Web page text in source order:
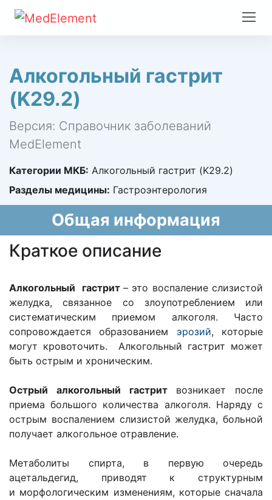
Алкогольный гастрит
(K29.2)
Версия: Справочник заболеваний
MedElement
Категории МКБ: Алкогольный гастрит (K29.2)
Разделы медицины: Гастроэнтерология
Общая информация
Краткое описание
Алкогольный гастрит – это воспаление слизистой
желудка, связанное со злоупотреблением или
систематическим приемом алкоголя. Часто
сопровождается образованием эрозий, которые
могут кровоточить. Алкогольный гастрит может
быть острым и хроническим.
Острый алкогольный гастритвозникает после
приема большого количества алкоголя. Наряду с
острым воспалением слизистой желудка, больной
получает алкогольное отравление.
Метаболиты спирта, в первую очередь
ацетальдегид, приводят к структурным
и морфологическим изменениям, которые сначала